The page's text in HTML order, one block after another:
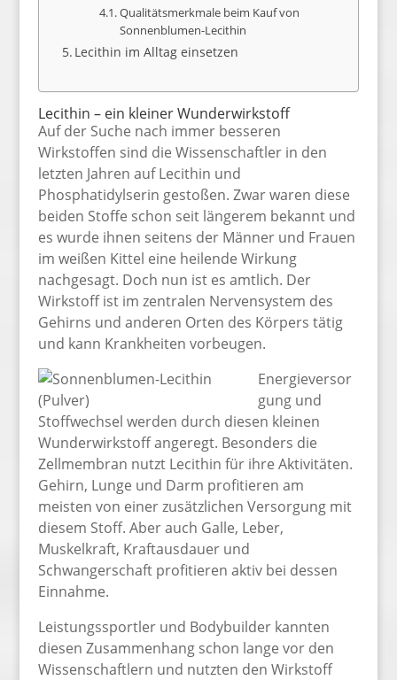
Qualitätsmerkmale beim Kauf von
Sonnenblumen-Lecithin
Lecithin im Alltag einsetzen
Lecithin – ein kleiner Wunderwirkstoff
Auf der Suche nach immer besseren
Wirkstoffen sind die Wissenschaftler in den
letzten Jahren auf Lecithin und
Phosphatidylserin gestoßen. Zwar waren diese
beiden Stoffe schon seit längerem bekannt und
es wurde ihnen seitens der Männer und Frauen
im weißen Kittel eine heilende Wirkung
nachgesagt. Doch nun ist es amtlich. Der
Wirkstoff ist im zentralen Nervensystem des
Gehirns und anderen Orten des Körpers tätig
und kann Krankheiten vorbeugen.
Energieversor
gung und
Stoffwechsel werden durch diesen kleinen
Wunderwirkstoff angeregt. Besonders die
Zellmembran nutzt Lecithin für ihre Aktivitäten.
Gehirn, Lunge und Darm profitieren am
meisten von einer zusätzlichen Versorgung mit
diesem Stoff. Aber auch Galle, Leber,
Muskelkraft, Kraftausdauer und
Schwangerschaft profitieren aktiv bei dessen
Einnahme.
Leistungssportler und Bodybuilder kannten
diesen Zusammenhang schon lange vor den
Wissenschaftlern und nutzten den Wirkstoff